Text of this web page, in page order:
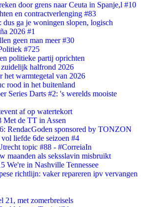
door grens naar Ceuta in Spanje,l #10
en contractverlenging #83
dus ga je woningen slopen, logisch
2026 #1
geen man meer #30
#725
politieke partij oprichten
halfrond 2026
het warmtegetal van 2026
rood in het buitenland
Series Darts #2: 's werelds mooiste
af op watertekort
Met de TT in Assen
RendacGoden sponsored by TONZON
liefde 6de seizoen #4
topic #88 - #CorreiaIn
maanden als seksslavin misbruikt
We're in Nashville Tennessee
richtlijn: vaker repareren ipv vervangen
21, met zomerbreisels